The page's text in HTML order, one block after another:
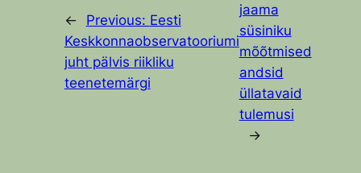
← Previous: Eesti
Keskkonnaobservatooriumi
juht pälvis riikliku
teenetemärgi
jaama
süsiniku
mõõtmised
andsid
üllatavaid
tulemusi
→